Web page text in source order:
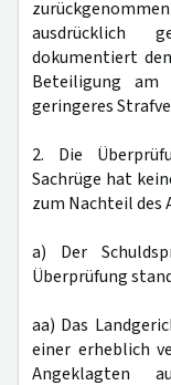
ausdrücklich
dokumentiert
Beteiligung
geringeres
2. Die
Sachrüge hat
zum Nachteil des
a) Der
Überprüfung
aa) Das
einer erheblich
Angeklagten